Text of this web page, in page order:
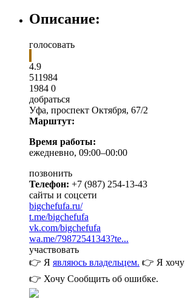
Описание:
голосовать
4.9
511984
1984 0
добраться
Уфа, проспект Октября, 67/2
Марштут:
Время работы:
ежедневно, 09:00–00:00
позвонить
Телефон: +7 (987) 254-13-43
сайты и соцсети
bigchefufa.ru/
t.me/bigchefufa
vk.com/bigchefufa
wa.me/79872541343?te...
участвовать
👉 Я являюсь владельцем. 👉 Я хочу
👉 Хочу Сообщить об ошибке.